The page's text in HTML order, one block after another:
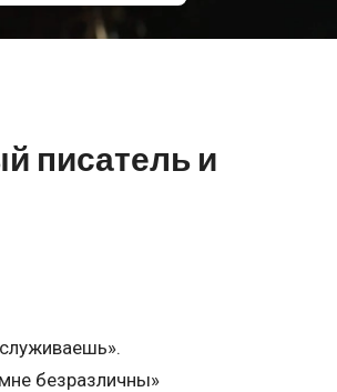
писатель и
безразличны»